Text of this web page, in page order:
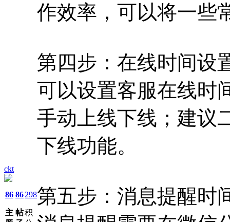
ckt
86
主
86
帖
298
积
作效率，可以将一些
第四步：在线时间设
可以设置客服在线时
手动上线下线；建议
下线功能。
第五步：消息提醒时